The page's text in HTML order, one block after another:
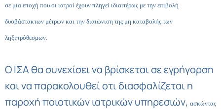
σε μια εποχή που οι ιατροί έχουν πληγεί ιδιαιτέρως με την επιβολή
δυσβάστακτων μέτρων και την διαιώνιση της μη καταβολής των
ληξιπρόθεσμων.
Ο ΙΣΑ θα συνεχίσει να βρίσκεται σε εγρήγορση
και να παρακολουθεί οτι διασφαλίζεται η
παροχή ποιοτικών ιατρικών υπηρεσιών, ασκώντας